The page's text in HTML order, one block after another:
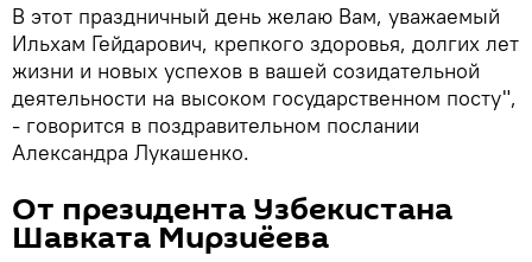
В этот праздничный день желаю Вам, уважаемый
Ильхам Гейдарович, крепкого здоровья, долгих лет
жизни и новых успехов в вашей созидательной
деятельности на высоком государственном посту",
- говорится в поздравительном послании
Александра Лукашенко.
От президента Узбекистана
Шавката Мирзиёева